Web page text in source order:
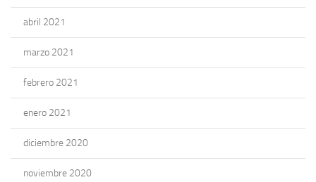
abril 2021
marzo 2021
febrero 2021
enero 2021
diciembre 2020
noviembre 2020